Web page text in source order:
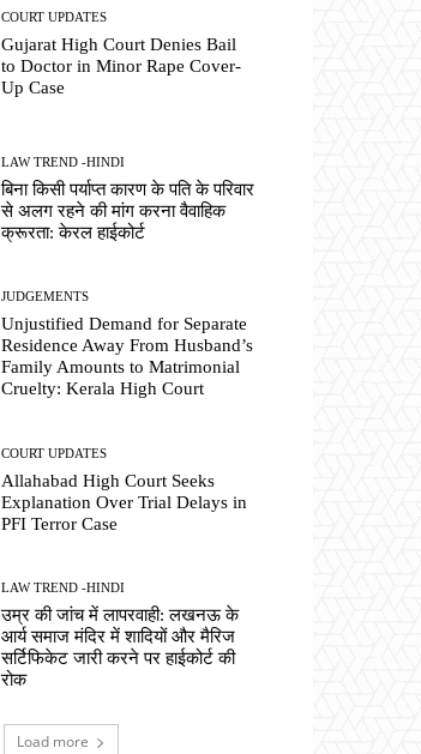
COURT UPDATES
Gujarat High Court Denies Bail
to Doctor in Minor Rape Cover-
Up Case
LAW TREND -HINDI
बिना किसी पर्याप्त कारण के पति के परिवार
से अलग रहने की मांग करना वैवाहिक
क्रूरता: केरल हाईकोर्ट
JUDGEMENTS
Unjustified Demand for Separate
Residence Away From Husband’s
Family Amounts to Matrimonial
Cruelty: Kerala High Court
COURT UPDATES
Allahabad High Court Seeks
Explanation Over Trial Delays in
PFI Terror Case
LAW TREND -HINDI
उम्र की जांच में लापरवाही: लखनऊ के
आर्य समाज मंदिर में शादियों और मैरिज
सर्टिफिकेट जारी करने पर हाईकोर्ट की
रोक
Load more